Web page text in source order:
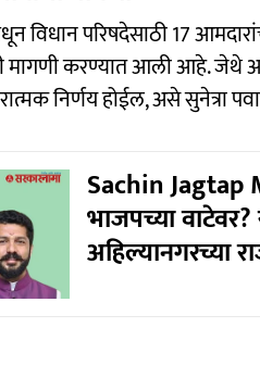
विधान परिषदेसाठी 17
मागणी करण्यात आली आहे. जेथे
निर्णय होईल, असे सुनेत्रा
Sachin Jagtap
भाजपच्या
अहिल्यानगरच्या